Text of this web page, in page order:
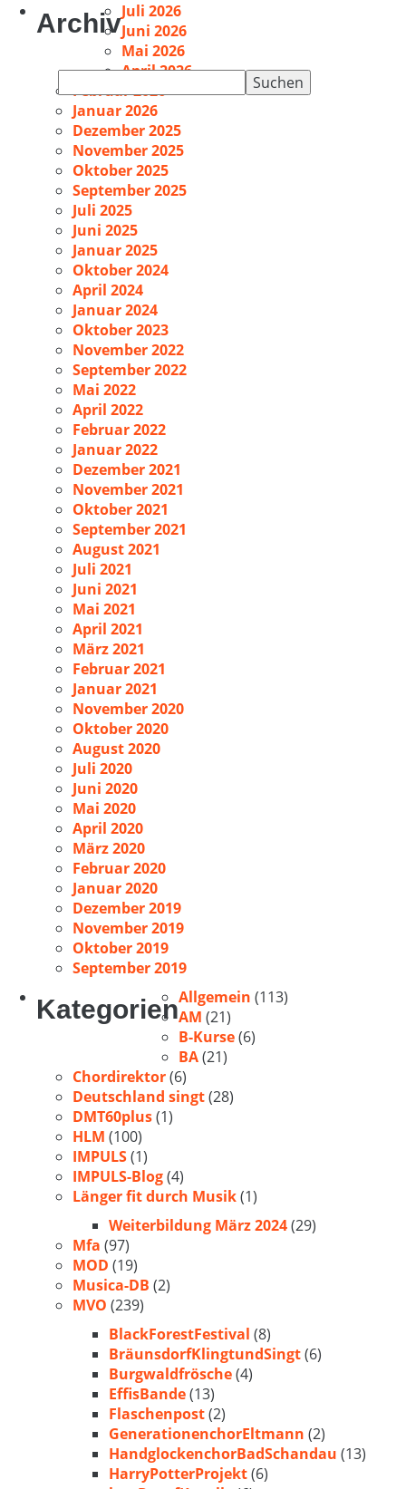
nach:
ArchivJuli 2026
Juni 2026
Mai 2026
April 2026
Februar 2026
Januar 2026
Dezember 2025
November 2025
Oktober 2025
September 2025
Juli 2025
Juni 2025
Januar 2025
Oktober 2024
April 2024
Januar 2024
Oktober 2023
November 2022
September 2022
Mai 2022
April 2022
Februar 2022
Januar 2022
Dezember 2021
November 2021
Oktober 2021
September 2021
August 2021
Juli 2021
Juni 2021
Mai 2021
April 2021
März 2021
Februar 2021
Januar 2021
November 2020
Oktober 2020
August 2020
Juli 2020
Juni 2020
Mai 2020
April 2020
März 2020
Februar 2020
Januar 2020
Dezember 2019
November 2019
Oktober 2019
September 2019
KategorienAllgemein (113)
AM (21)
B-Kurse(6)
BA(21)
Chordirektor(6)
Deutschland singt(28)
DMT60plus(1)
HLM (100)
IMPULS(1)
IMPULS-Blog(4)
Länger fit durch Musik(1)
Weiterbildung März 2024(29)
Mfa (97)
MOD (19)
Musica-DB (2)
MVO (239)
BlackForestFestival (8)
BräunsdorfKlingtundSingt(6)
Burgwaldfrösche(4)
EffisBande(13)
Flaschenpost(2)
GenerationenchorEltmann (2)
HandglockenchorBadSchandau (13)
HarryPotterProjekt(6)